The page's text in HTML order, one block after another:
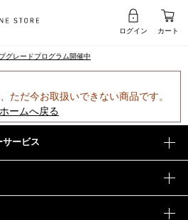
ログイン カート
グレードプログラム開催中
ただ今お取扱いできない商品です。
ホームへ戻る
サービス